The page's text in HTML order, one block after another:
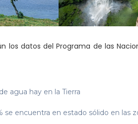
los datos del Programa de las
agua hay en la Tierra
se encuentra en estado sólido en las